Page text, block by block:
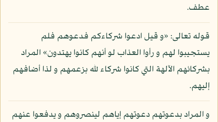
عطف.
قوله تعالى: «و قيل ادعوا شركاءكم فدعوهم فلم
يستجيبوا لهم و رأوا العذاب لو أنهم كانوا يهتدون» المراد
بشركائهم الآلهة التي كانوا شركاء لله بزعمهم و لذا أضافهم
إليهم.
و المراد بدعوتهم دعوتهم إياهم لينصروهم و يدفعوا عنهم